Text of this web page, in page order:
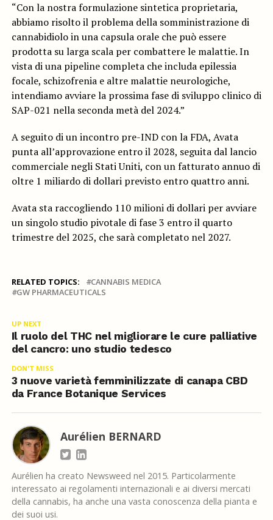
“Con la nostra formulazione sintetica proprietaria,
abbiamo risolto il problema della somministrazione di
cannabidiolo in una capsula orale che può essere
prodotta su larga scala per combattere le malattie. In
vista di una pipeline completa che includa epilessia
focale, schizofrenia e altre malattie neurologiche,
intendiamo avviare la prossima fase di sviluppo clinico di
SAP-021 nella seconda metà del 2024.”
A seguito di un incontro pre-IND con la FDA, Avata
punta all’approvazione entro il 2028, seguita dal lancio
commerciale negli Stati Uniti, con un fatturato annuo di
oltre 1 miliardo di dollari previsto entro quattro anni.
Avata sta raccogliendo 110 milioni di dollari per avviare
un singolo studio pivotale di fase 3 entro il quarto
trimestre del 2025, che sarà completato nel 2027.
RELATED TOPICS:
CANNABIS MEDICA
GW PHARMACEUTICALS
UP NEXT
Il ruolo del THC nel migliorare le cure palliative
del cancro: uno studio tedesco
DON'T MISS
3 nuove varietà femminilizzate di canapa CBD
da France Botanique Services
Aurélien BERNARD
Aurélien ha creato Newsweed nel 2015. Particolarmente
interessato ai regolamenti internazionali e ai diversi mercati
della cannabis, ha anche una vasta conoscenza della pianta e
dei suoi usi.